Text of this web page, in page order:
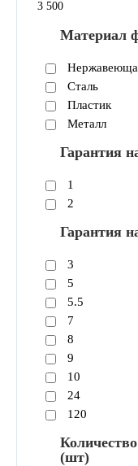
3 500
Материал
Сталь
Пластик
Металл
Гарантия
1
2
Гарантия
3
5
5.5
7
8
9
10
24
120
(шт)